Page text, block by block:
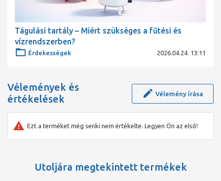
Tágulási tartály – Miért szükséges a fűtési és
vízrendszerben?
Érdekességek 2026.04.24. 13:11
Vélemények és
értékelések
Vélemény írása
Ezt a terméket még senki nem értékelte. Legyen Ön az első!
Utoljára megtekintett termékek